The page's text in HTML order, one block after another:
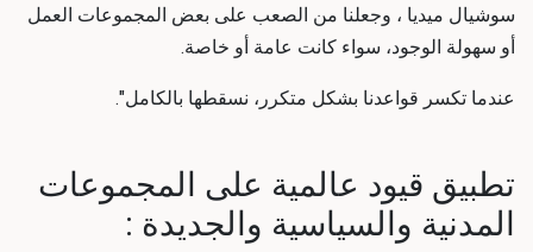
سوشيال ميديا ، وجعلنا من الصعب على بعض المجموعات العمل
أو سهولة الوجود، سواء كانت عامة أو خاصة.
عندما تكسر قواعدنا بشكل متكرر، نسقطها بالكامل".
تطبيق قيود عالمية على المجموعات
المدنية والسياسية والجديدة :